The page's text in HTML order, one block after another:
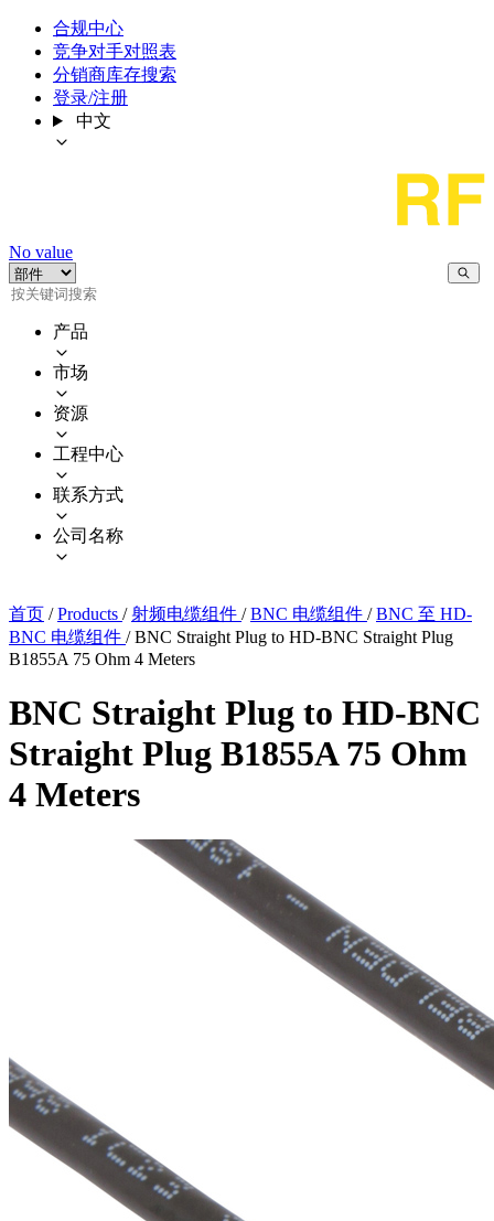
合规中心
竞争对手对照表
分销商库存搜索
登录/注册
中文
No value
产品
市场
资源
工程中心
联系方式
公司名称
首页 / Products / 射频电缆组件 / BNC 电缆组件 / BNC 至 HD-
BNC 电缆组件 / BNC Straight Plug to HD-BNC Straight Plug
B1855A 75 Ohm 4 Meters
BNC Straight Plug to HD-BNC
Straight Plug B1855A 75 Ohm
4 Meters